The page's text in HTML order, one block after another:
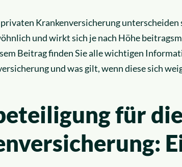
Krankenversicherung
und wirkt sich je nach Höhe
Beitrag finden Sie alle wichtigen
und was gilt, wenn diese sich
für